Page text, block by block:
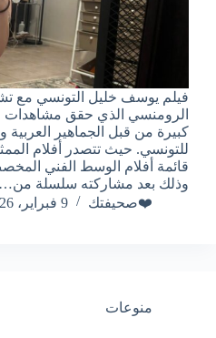
فيلم يوسف خليل التونسي مع
الرومنسي الذي حقق مشاهدات
كبيرة من قبل الجماهير العربية
للتونسي. حيث تتصدر أفلام
قائمة أفلام الوسط الفني
وذلك بعد مشاركته سلسلة من…
❤️صحيفتك
9 فبراير، 2026
منوعات